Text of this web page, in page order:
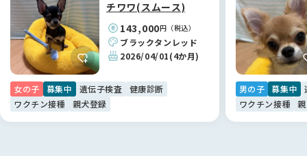
います。✨
【BreederFamiliesへ】
加納ブリーダー様との素敵なご縁を繋いでくれたのが、
BreederFamiliesでした！Instagramのリールがきっかけでし
たが、サイトの「健全なブリーディング」への姿勢にとても安
心感を覚えました。
特に助かったのは、BreederFamiliesの方とLINEで直接繋がれ
ブリーダーさん本人には少し聞きにくいような細かな質問も、
チワワ(スムース)
143,000円（税込）
ブラックタンレッド
2026/04/01(4か月)
女の子 募集中 遺伝子検査
健康診断
ワクチン接種
親犬登録
男の子 募集中
ワクチン接種